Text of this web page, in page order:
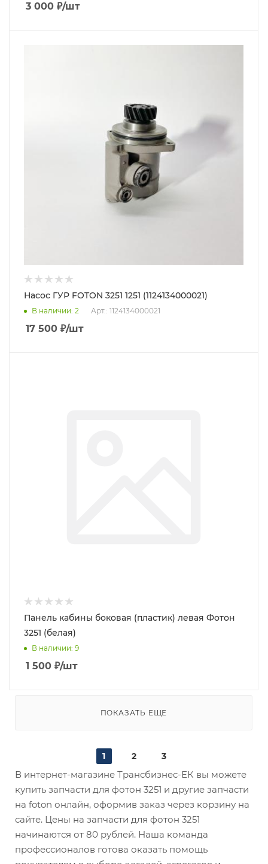
3 000 ₽/шт
Насос ГУР FOTON 3251 1251 (1124134000021)
В наличии: 2 Арт.: 1124134000021
17 500 ₽/шт
Панель кабины боковая (пластик) левая Фотон
3251 (белая)
В наличии: 9
1 500 ₽/шт
ПОКАЗАТЬ ЕЩЕ
1 2 3
В интернет-магазине Трансбизнес-ЕК вы можете
купить запчасти для фотон 3251 и другие запчасти
на foton онлайн, оформив заказ через корзину на
сайте. Цены на запчасти для фотон 3251
начинаются от 80 рублей. Наша команда
профессионалов готова оказать помощь